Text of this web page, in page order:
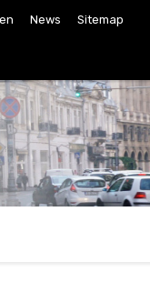
News Sitemap